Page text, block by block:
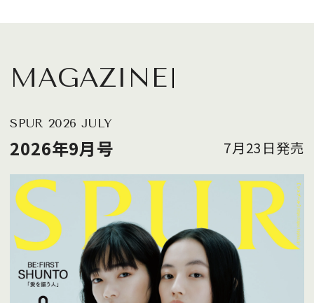
MAGAZINE
SPUR 2026 JULY
2026年9月号 7月23日発売